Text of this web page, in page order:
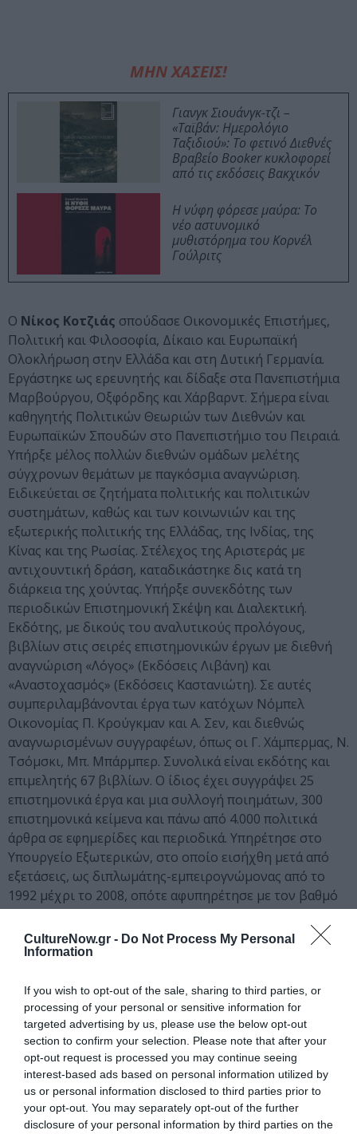
CultureNow.gr - Do Not Process My Personal
Information
If you wish to opt-out of the sale, sharing to third parties, or
processing of your personal or sensitive information for
targeted advertising by us, please use the below opt-out
section to confirm your selection. Please note that after your
opt-out request is processed you may continue seeing
interest-based ads based on personal information utilized by
us or personal information disclosed to third parties prior to
your opt-out. You may separately opt-out of the further
disclosure of your personal information by third parties on the
ΜΗΝ ΧΑΣΕΙΣ!
Γιανγκ Σιουάνγκ-τζι –
«Ταϊβάν: Ημερολόγιο
Ταξιδιού»: Το φετινό Διεθνές
Βραβείο Booker κυκλοφορεί
από τις εκδόσεις Βακχικόν
Η νύφη φόρεσε μαύρα: Το
νέο αστυνομικό
μυθιστόρημα του Κορνέλ
Γούλριτς
O Νίκος Κοτζιάς σπούδασε Οικονοµικές Επιστήµες,
Πολιτική και Φιλοσοφία, Δίκαιο και Ευρωπαϊκή
Ολοκλήρωση στην Ελλάδα και στη Δυτική Γερµανία.
Εργάστηκε ως ερευνητής και δίδαξε στα Πανεπιστήµια
Μαρβούργου, Οξφόρδης και Χάρβαρντ. Σήµερα είναι
καθηγητής Πολιτικών Θεωριών των Διεθνών και
Ευρωπαϊκών Σπουδών στο Πανεπιστήµιο του Πειραιά.
Υπήρξε µέλος πολλών διεθνών οµάδων µελέτης
σύγχρονων θεµάτων µε παγκόσµια αναγνώριση.
Ειδικεύεται σε ζητήµατα πολιτικής και πολιτικών
συστηµάτων, καθώς και των κοινωνιών και της
εξωτερικής πολιτικής της Ελλάδας, της Ινδίας, της
Κίνας και της Ρωσίας. Στέλεχος της Αριστεράς µε
αντιχουντική δράση, καταδικάστηκε δις κατά τη
διάρκεια της χούντας. Υπήρξε συνεκδότης των
περιοδικών Επιστηµονική Σκέψη και Διαλεκτική.
Εκδότης, µε δικούς του αναλυτικούς προλόγους,
βιβλίων στις σειρές επιστηµονικών έργων µε διεθνή
αναγνώριση «Λόγος» (Εκδόσεις Λιβάνη) και
«Αναστοχασµός» (Εκδόσεις Καστανιώτη). Σε αυτές
συµπεριλαµβάνονται έργα των κατόχων Νόµπελ
Οικονοµίας Π. Κρούγκµαν και Α. Σεν, και διεθνώς
αναγνωρισµένων συγγραφέων, όπως οι Γ. Χάµπερµας, Ν.
Τσόµσκι, Μπ. Μπάρµπερ. Συνολικά είναι εκδότης και
επιµελητής 67 βιβλίων. Ο ίδιος έχει συγγράψει 25
επιστηµονικά έργα και µια συλλογή ποιηµάτων, 300
επιστηµονικά κείµενα και πάνω από 4.000 πολιτικά
άρθρα σε εφηµερίδες και περιοδικά. Υπηρέτησε στο
Υπουργείο Εξωτερικών, στο οποίο εισήχθη µετά από
εξετάσεις, ως διπλωµάτης-εµπειρογνώµονας από το
1992 µέχρι το 2008, οπότε αφυπηρέτησε µε τον βαθµό
του πρεσβευτή. Στο Υπουργείο Εξωτερικών διεύθυνε
σειρά οµάδων έρευνας και σχεδιασµού. Διετέλεσε
µέλος του πρώτου Εθνικού Συµβουλίου Εξωτερικής
«Πράττω».
Ταυτότητα
ΠΛΗΡΟΦΟΡΙΕΣ ΕΚΔΟΣΗΣ:
ΣΕΙΡΑ: ΚΟΙΝΩΝΙΚΕΣ ΚΑΙ ΠΟΛΙΤΙΚΕΣ ΕΠΙΣΤΗΜΕΣISBN
960-16-4966-5 ΣΧΗΜΑ: 14Χ21 ΣΕΛΙΔΕΣ: 488 ΤΙΜΗ ΠΡΩΤΗΣ